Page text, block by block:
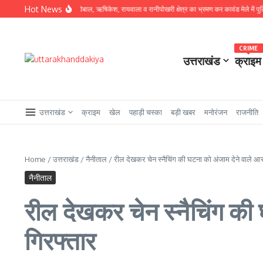
Skip to content
Hot News
उतरे SSP प्रमेंद्र डोबाल, ऋषिकेश, रायवाला व रानीपोखरी क्षेत्र का भ्रमण कर कावंड मेले में पुलिस
उत्तराखंड क्राइम
CRIME
उत्तराखंड क्राइम खेल पहाड़ी चस्का बड़ी खबर मनोरंजन राजनीति
Home /उत्तराखंड /नैनीताल /रील देखकर चेन स्नैचिंग की घटना को अंजाम देने वाले
नैनीताल
रील देखकर चेन स्नैचिंग की
गिरफ्तार